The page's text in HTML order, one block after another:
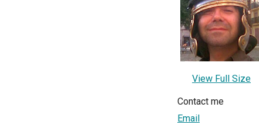
View Full Size
Contact me
Email